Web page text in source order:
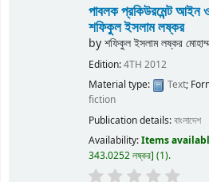
পাবলক প্রকিউরমেন্ট আইন ও
শফিকুল ইসলাম লষ্কর
byশফিকুল ইসলাম লষ্কর
Edition:4TH 2012
Material type:
Text;
fiction
Publication details:বাংলাদেশ
Availability:Items
343.0252 লষ্কর (1).